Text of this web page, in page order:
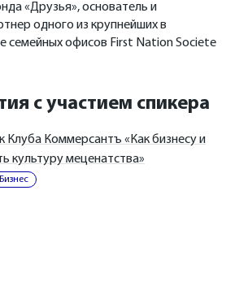
«Друзья», основатель и
одного из крупнейших в
семейных офисов First Nation Societe
с участием спикера
Клуба Коммерсантъ «Как бизнесу и
культуру меценатства»
Бизнес